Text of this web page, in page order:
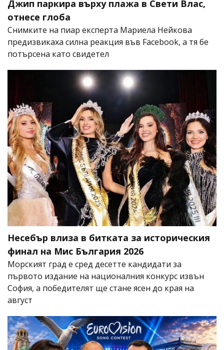
Джип паркира върху плажа в Свети Влас,
отнесе глоба
Снимките на пиар експерта Мариела Нейкова
предизвикаха силна реакция във Facebook, а тя бе
потърсена като свидетел
Несебър влиза в битката за историческия
финал на Мис България 2026
Морският град е сред десетте кандидати за
първото издание на националния конкурс извън
София, а победителят ще стане ясен до края на
август